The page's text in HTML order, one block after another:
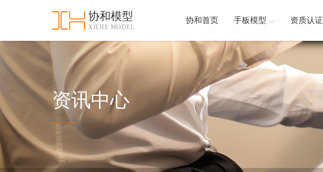
协和模型
XIEHE MODEL
协和首页 手板模型 资质认证
资讯中心
和
首
页
手
型
资
认
加
实
保
密